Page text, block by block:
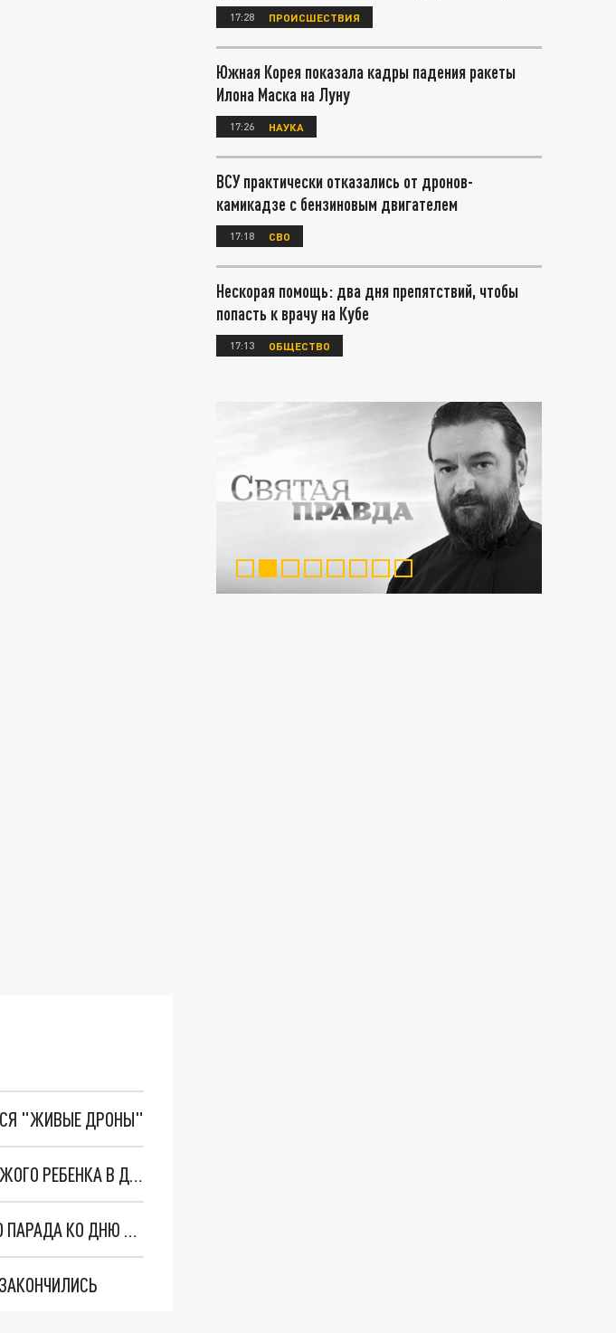
"ЖИВЫЕ ДРОНЫ"
ПЕРЕПУТАЛ ВНУЧКУ И ПРИВЕЛ ДОМОЙ: В ПЕТЕРБУРГЕ ДЕДУШКА ЗАБРАЛ ЧУЖОГО РЕБЕНКА В ДЕТСАДУ
В САНКТ-ПЕТЕРБУРГЕ ИЗМЕНИЛИ ДАТУ ПРОВЕДЕНИЯ РЕПЕТИЦИИ МОРСКОГО ПАРАДА КО ДНЮ ВМФ
17:28 ПРОИСШЕСТВИЯ
Южная Корея показала кадры падения ракеты
Илона Маска на Луну
17:26 НАУКА
ВСУ практически отказались от дронов-
камикадзе с бензиновым двигателем
17:18 СВО
Нескорая помощь: два дня препятствий, чтобы
попасть к врачу на Кубе
17:13 ОБЩЕСТВО